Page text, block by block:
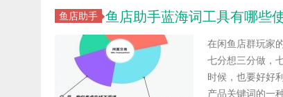
鱼店助手 鱼店助手蓝海词工具有哪些
在闲鱼店群玩家
七分想三分做，
时候，也要好好
产品关键词的一